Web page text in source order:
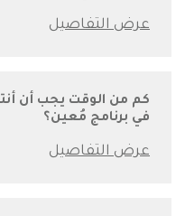
كم من الوقت يجب أن
في برنامج مُعين؟